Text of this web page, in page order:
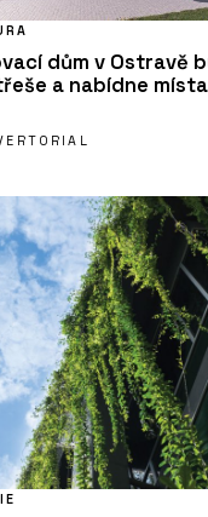
dům v Ostravě
a nabídne